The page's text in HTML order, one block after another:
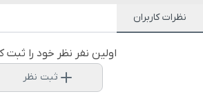
نظرات کاربران
اولین نفر نظر خود را ثبت
ثبت نظر